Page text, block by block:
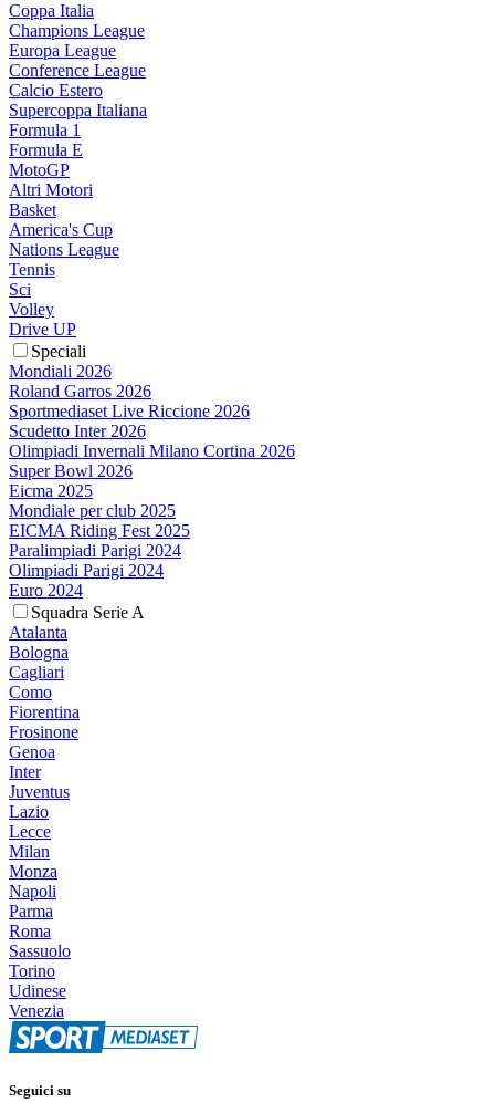
Coppa Italia
Champions League
Europa League
Conference League
Calcio Estero
Supercoppa Italiana
Formula 1
Formula E
MotoGP
Altri Motori
Basket
America's Cup
Nations League
Tennis
Sci
Volley
Drive UP
Speciali
Mondiali 2026
Roland Garros 2026
Sportmediaset Live Riccione 2026
Scudetto Inter 2026
Olimpiadi Invernali Milano Cortina 2026
Super Bowl 2026
Eicma 2025
Mondiale per club 2025
EICMA Riding Fest 2025
Paralimpiadi Parigi 2024
Olimpiadi Parigi 2024
Euro 2024
Squadra Serie A
Atalanta
Bologna
Cagliari
Como
Fiorentina
Frosinone
Genoa
Inter
Juventus
Lazio
Lecce
Milan
Monza
Napoli
Parma
Roma
Sassuolo
Torino
Udinese
Venezia
Seguici su